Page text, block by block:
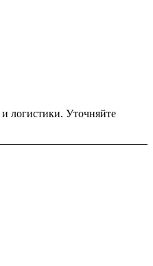
логистики. Уточняйте